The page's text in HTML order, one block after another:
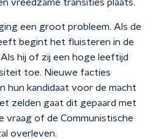
vreedzame transities plaats.
een groot probleem. Als de
begint het fluisteren in de
hij of zij een hoge leeftijd
toe. Nieuwe facties
hun kandidaat voor de macht
zelden gaat dit gepaard met
vraag of de Communistische
overleven.